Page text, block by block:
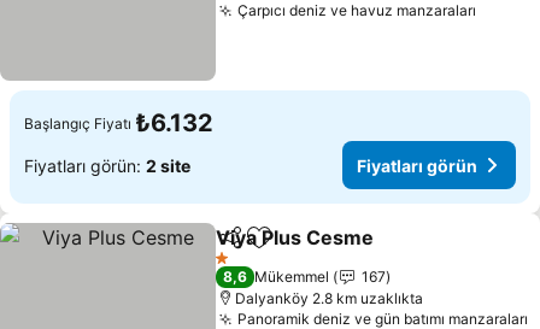
Çarpıcı deniz ve havuz manzaraları
Başlangıç Fiyatı ₺6.132
Fiyatları görün: 2 site Fiyatları görün
PaylaşFavorilerime ekle
Viya Plus Cesme
1 Yıldız
8,6 Mükemmel
167
Dalyanköy 2.8 km uzaklıkta
Panoramik deniz ve gün batımı manzaraları